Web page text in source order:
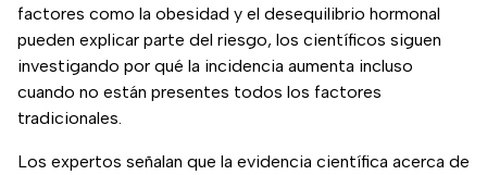
factores como la obesidad y el desequilibrio hormonal
pueden explicar parte del riesgo, los científicos siguen
investigando por qué la incidencia aumenta incluso
cuando no están presentes todos los factores
tradicionales.
Los expertos señalan que la evidencia científica acerca de